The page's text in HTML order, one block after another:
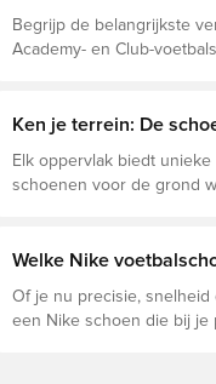
Begrijp de belangrijkste
Academy- en Club-
Ken je terrein: De
Elk oppervlak biedt
schoenen voor de grond
schoenen de beste keuze
Welke Nike
Of je nu precisie, snelheid
een Nike schoen die bij je